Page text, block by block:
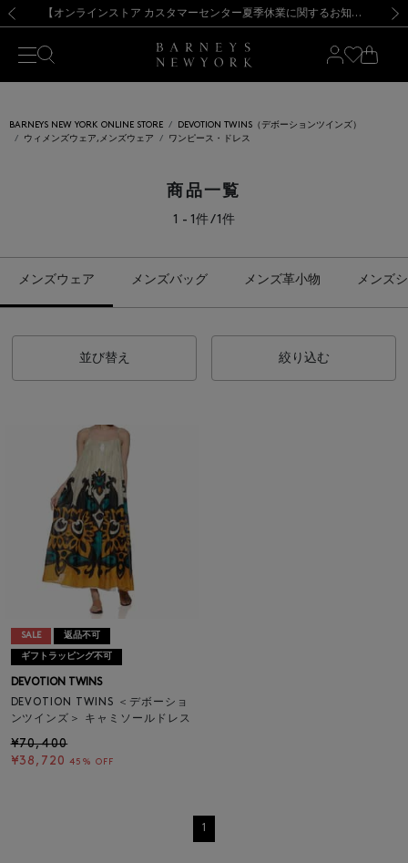
新規登録のお客様も対象！＜MY BARNEYS＞会員のお客様は11,000円（税込）以上のお買上げで常時送料無料！お買い物の際は会員登録を！
【夏季休業に伴う出荷一時停止のお知らせ】(2026.8.7) 【オンラインストア カスタマーセンター夏季休業に関するお知らせ】（2026.8.7）
【夏季休業に伴う返品・交換承り一時停止のお知らせ】（2026.8.5）
熊本県を中心とした地震の影響によるお荷物のお届けについて
【開催中】SUMMER SALEのご案内・ご注意事項 新規登録のお客様も対象！＜MY BARNEYS＞会員のお客様は11,000円（税込）以上のお買上げで常時送料無料！お買い物の際は会員登録を！
【夏季休業に伴う出荷一時停止のお知らせ】(2026.8.7)
BARNEYS NEW YORK ONLINE STORE
DEVOTION TWINS（デボーションツインズ）
ウィメンズウェア,メンズウェア
ワンピース・ドレス
商品一覧
1 - 1件 / 1件
メンズウェア メンズバッグ メンズ革小物 メンズ
並び替え 絞り込む
SALE 返品不可
ギフトラッピング不可
DEVOTION TWINS
DEVOTION TWINS ＜デボーショ
ンツインズ＞ キャミソールドレス
¥70,400
¥38,720 45% OFF
1